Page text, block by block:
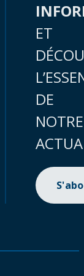
ET
DE
NOTRE